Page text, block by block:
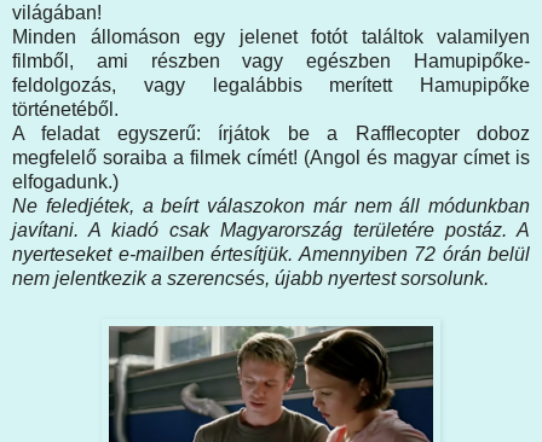
világában!
Minden állomáson egy jelenet fotót találtok valamilyen
filmből, ami részben vagy egészben Hamupipőke-
feldolgozás, vagy legalábbis merített Hamupipőke
történetéből.
A feladat egyszerű: írjátok be a Rafflecopter doboz
megfelelő soraiba a filmek címét! (Angol és magyar címet is
elfogadunk.)
Ne feledjétek, a beírt válaszokon már nem áll módunkban
javítani. A kiadó csak Magyarország területére postáz. A
nyerteseket e-mailben értesítjük. Amennyiben 72 órán belül
nem jelentkezik a szerencsés, újabb nyertest sorsolunk.